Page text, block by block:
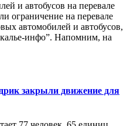
и автобусов на перевале
ограничение на перевале
автомобилей и автобусов,
инфо”. Напомним, на
закрыли движение для